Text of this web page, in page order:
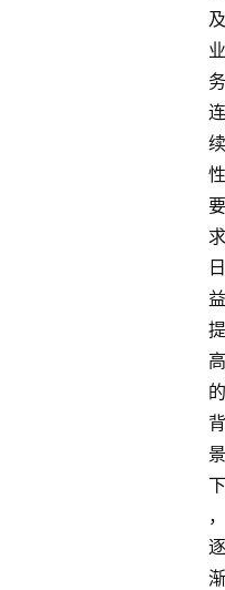
及
业
务
连
续
性
要
求
日
益
提
高
的
背
景
下
，
逐
渐